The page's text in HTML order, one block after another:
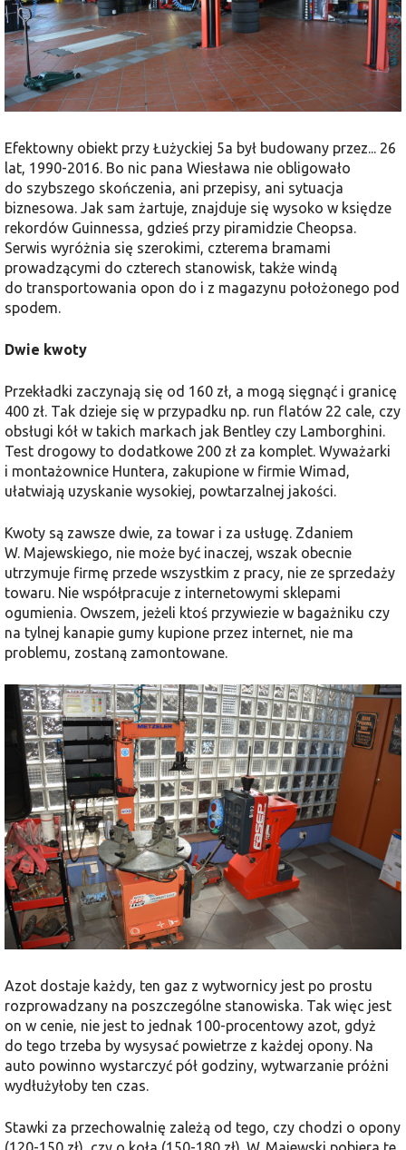
Efektowny obiekt przy Łużyckiej 5a był budowany przez... 26
lat, 1990-2016. Bo nic pana Wiesława nie obligowało
do szybszego skończenia, ani przepisy, ani sytuacja
biznesowa. Jak sam żartuje, znajduje się wysoko w księdze
rekordów Guinnessa, gdzieś przy piramidzie Cheopsa.
Serwis wyróżnia się szerokimi, czterema bramami
prowadzącymi do czterech stanowisk, także windą
do transportowania opon do i z magazynu położonego pod
spodem.
Dwie kwoty
Przekładki zaczynają się od 160 zł, a mogą sięgnąć i granicę
400 zł. Tak dzieje się w przypadku np. run flatów 22 cale, czy
obsługi kół w takich markach jak Bentley czy Lamborghini.
Test drogowy to dodatkowe 200 zł za komplet. Wyważarki
i montażownice Huntera, zakupione w firmie Wimad,
ułatwiają uzyskanie wysokiej, powtarzalnej jakości.
Kwoty są zawsze dwie, za towar i za usługę. Zdaniem
W. Majewskiego, nie może być inaczej, wszak obecnie
utrzymuje firmę przede wszystkim z pracy, nie ze sprzedaży
towaru. Nie współpracuje z internetowymi sklepami
ogumienia. Owszem, jeżeli ktoś przywiezie w bagażniku czy
na tylnej kanapie gumy kupione przez internet, nie ma
problemu, zostaną zamontowane.
Azot dostaje każdy, ten gaz z wytwornicy jest po prostu
rozprowadzany na poszczególne stanowiska. Tak więc jest
on w cenie, nie jest to jednak 100-procentowy azot, gdyż
do tego trzeba by wysysać powietrze z każdej opony. Na
auto powinno wystarczyć pół godziny, wytwarzanie próżni
wydłużyłoby ten czas.
Stawki za przechowalnię zależą od tego, czy chodzi o opony